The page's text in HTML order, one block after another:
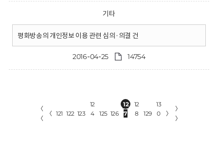
기타
평화방송의 개인정보 이용 관련 심의·의결 건
2016-04-25 14754
〈
〈
〈 121 122 123
12
4
125 126
12
7
12
8
129
13
0
〉
〉
〉